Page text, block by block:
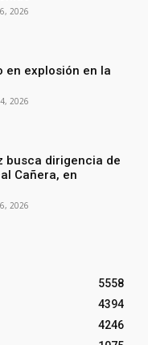
2026
en explosión en la
2026
busca dirigencia de
Cañera, en
2026
5558
4394
4246